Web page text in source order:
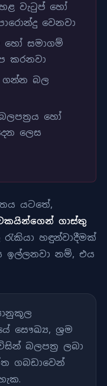
වැටුප් හෝ
වෙනවා
සමාගම්
කරනවා
ගන්න බල
හෝ
ලෙස
යටතේ,
ගාස්තු
හඳුන්වාදීමක්
ඉල්ලනවා නම්, එය
සෞඛ්‍ය, ශ්‍රම
බලපත්‍ර ලබා
ගබඩාවෙන්